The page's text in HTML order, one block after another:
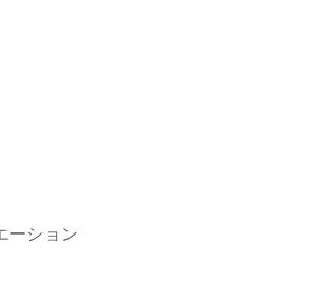
ーション